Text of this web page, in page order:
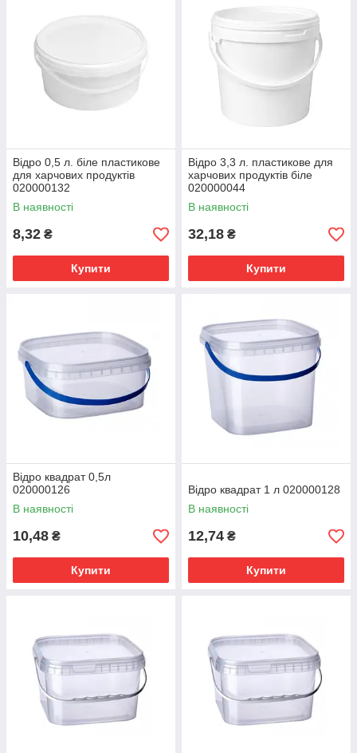
Відро 0,5 л. біле пластикове
для харчових продуктів
020000132
В наявності
8,32 ₴
Купити
Відро 3,3 л. пластикове для
харчових продуктів біле
020000044
В наявності
32,18 ₴
Купити
Відро квадрат 0,5л
020000126
В наявності
10,48 ₴
Купити
Відро квадрат 1 л 020000128
В наявності
12,74 ₴
Купити